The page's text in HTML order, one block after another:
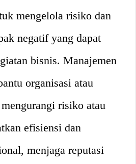
mengelola risiko dan
negatif yang dapat
bisnis. Manajemen
organisasi atau
risiko atau
efisiensi dan
menjaga reputasi